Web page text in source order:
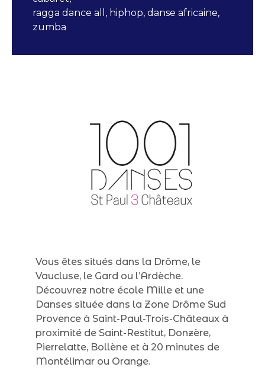
ragga dance all, hiphop, danse africaine,
zumba
Vous êtes situés dans la Drôme, le
Vaucluse, le Gard ou l’Ardèche.
Découvrez notre école Mille et une
Danses située dans la Zone Drôme Sud
Provence à Saint-Paul-Trois-Châteaux à
proximité de Saint-Restitut, Donzère,
Pierrelatte, Bollène et à 20 minutes de
Montélimar ou Orange.